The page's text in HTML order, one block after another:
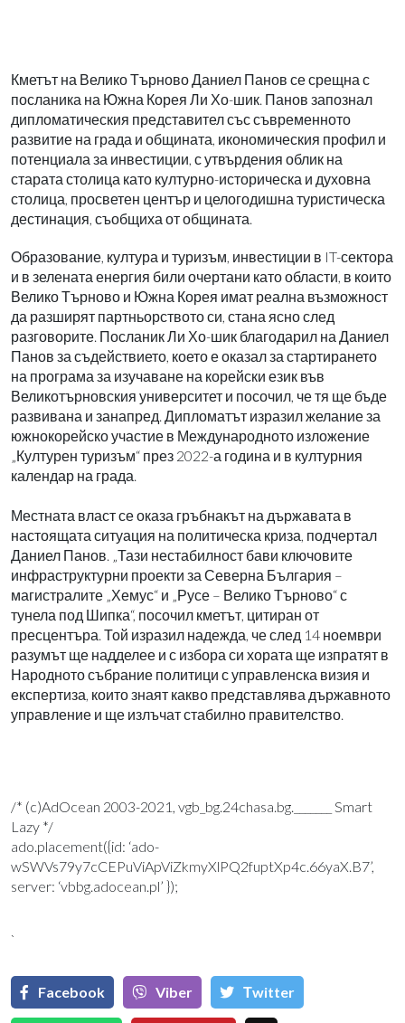
Кметът на Велико Търново Даниел Панов се срещна с
посланика на Южна Корея Ли Хо-шик. Панов запознал
дипломатическия представител със съвременното
развитие на града и общината, икономическия профил и
потенциала за инвестиции, с утвърдения облик на
старата столица като културно-историческа и духовна
столица, просветен център и целогодишна туристическа
дестинация, съобщиха от общината.
Образование, култура и туризъм, инвестиции в IT-сектора
и в зелената енергия били очертани като области, в които
Велико Търново и Южна Корея имат реална възможност
да разширят партньорството си, стана ясно след
разговорите. Посланик Ли Хо-шик благодарил на Даниел
Панов за съдействието, което е оказал за стартирането
на програма за изучаване на корейски език във
Великотърновския университет и посочил, че тя ще бъде
развивана и занапред. Дипломатът изразил желание за
южнокорейско участие в Международното изложение
„Културен туризъм“ през 2022-а година и в културния
календар на града.
Местната власт се оказа гръбнакът на държавата в
настоящата ситуация на политическа криза, подчертал
Даниел Панов. „Тази нестабилност бави ключовите
инфраструктурни проекти за Северна България –
магистралите „Хемус“ и „Русе – Велико Търново“ с
тунела под Шипка“, посочил кметът, цитиран от
пресцентъра. Той изразил надежда, че след 14 ноември
разумът ще надделее и с избора си хората ще изпратят в
Народното събрание политици с управленска визия и
експертиза, които знаят какво представлява държавното
управление и ще излъчат стабилно правителство.
/* (c)AdOcean 2003-2021, vgb_bg.24chasa.bg._______ Smart
Lazy */
ado.placement({id: ‘ado-
wSWVs79y7cCEPuViApViZkmyXlPQ2fuptXp4c.66yaX.B7’,
server: ‘vbbg.adocean.pl’ });
`
Facebook Viber Тwitter